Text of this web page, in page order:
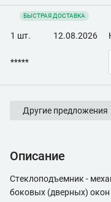
БЫСТРАЯ ДОСТАВКА
1 шт. 12.08.2026
*****
Другие предложения
Описание
Стеклоподъемник -
боковых (дверных) окон